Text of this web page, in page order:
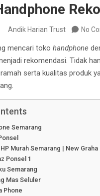
Andik Harian Trust No
mencari toko handphone
rekomendasi. Tidak
serta kualitas produk
Semarang
Murah Semarang | New
Ponsel 1
Semarang
Mas Seluler
Phone